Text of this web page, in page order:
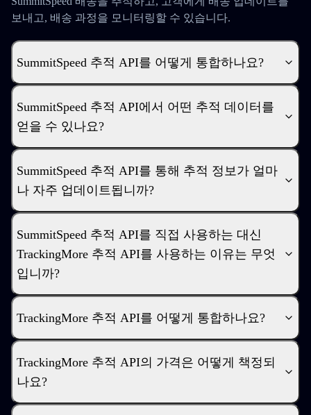
보내고, 배송 과정을 모니터링할 수 있습니다.
SummitSpeed 추적 API를 어떻게 통합하나요?
SummitSpeed 추적 API에서 어떤 추적 데이터를
얻을 수 있나요?
SummitSpeed 추적 API를 통해 추적 정보가 얼마
나 자주 업데이트됩니까?
SummitSpeed 추적 API를 직접 사용하는 대신
TrackingMore 추적 API를 사용하는 이유는 무엇
입니까?
TrackingMore 추적 API를 어떻게 통합하나요?
TrackingMore 추적 API의 가격은 어떻게 책정되
나요?